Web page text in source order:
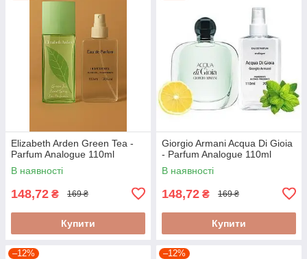
Elizabeth Arden Green Tea -
Parfum Analogue 110ml
В наявності
148,72 ₴ 169 ₴
Купити
Giorgio Armani Acqua Di Gioia
- Parfum Analogue 110ml
В наявності
148,72 ₴ 169 ₴
Купити
–12% –12%